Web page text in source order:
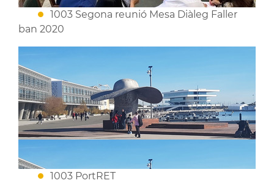
1003 Segona reunió Mesa Diàleg Faller
ban 2020
1003 PortRET